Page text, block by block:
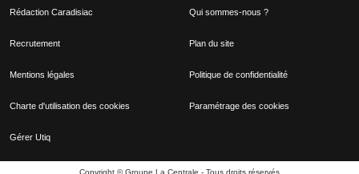
Rédaction Caradisiac Qui sommes-nous ?
Recrutement Plan du site
Mentions légales Politique de confidentialité
Charte d'utilisation des cookies Paramétrage des cookies
Gérer Utiq
Copyright © Groupe La Centrale - Tous droits réservés